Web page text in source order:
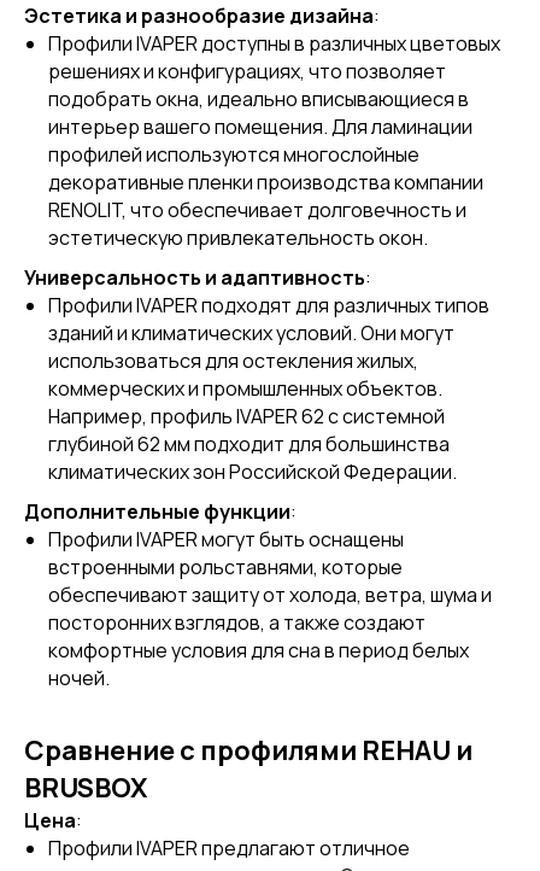
Эстетика и разнообразие дизайна:
Профили IVAPER доступны в различных цветовых
решениях и конфигурациях, что позволяет
подобрать окна, идеально вписывающиеся в
интерьер вашего помещения. Для ламинации
профилей используются многослойные
декоративные пленки производства компании
RENOLIT, что обеспечивает долговечность и
эстетическую привлекательность окон.
Универсальность и адаптивность:
Профили IVAPER подходят для различных типов
зданий и климатических условий. Они могут
использоваться для остекления жилых,
коммерческих и промышленных объектов.
Например, профиль IVAPER 62 с системной
глубиной 62 мм подходит для большинства
климатических зон Российской Федерации.
Дополнительные функции:
Профили IVAPER могут быть оснащены
встроенными рольставнями, которые
обеспечивают защиту от холода, ветра, шума и
посторонних взглядов, а также создают
комфортные условия для сна в период белых
ночей.
Сравнение с профилями REHAU и
BRUSBOX
Цена:
Профили IVAPER предлагают отличное